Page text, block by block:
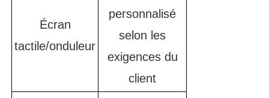
Écran
tactile/onduleur
personnalisé
selon les
exigences du
client